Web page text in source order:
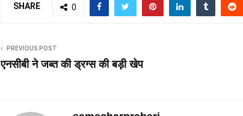
SHARE 0
PREVIOUS POST
एनसीबी ने जब्त की ड्रग्स की बड़ी खेप